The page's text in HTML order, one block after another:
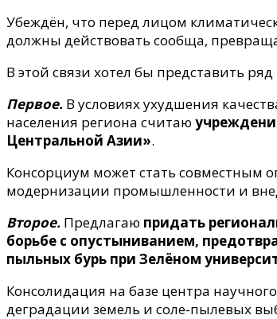
Убеждён, что перед лицом
должны действовать сообща,
В этой связи хотел бы представить
Первое. В условиях ухудшения
населения региона считаю
Центральной Азии».
Консорциум может стать совместным
модернизации промышленности и
Второе. Предлагаю придать
борьбе с опустыниванием,
пыльных бурь при Зелёном
Консолидация на базе центра
деградации земель и соле-пылевых